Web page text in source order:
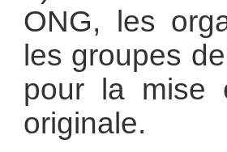
ONG, les
les groupes
pour la mise
originale.